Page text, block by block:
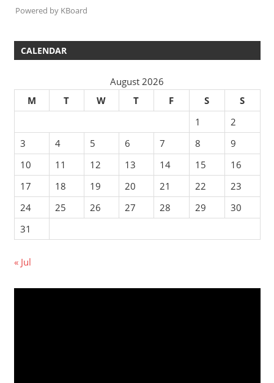
Powered by KBoard
CALENDAR
August 2026
M
T W T F S
S
1
2
3
4 5 6 7 8
9
10
11 12 13 14 15
16
17
18 19 20 21 22
23
24
25 26 27 28 29
30
31
« Jul